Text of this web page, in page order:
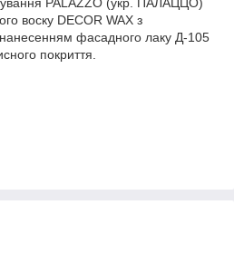
воску DECOR WAX з
фасадного лаку Д-105
покриття.